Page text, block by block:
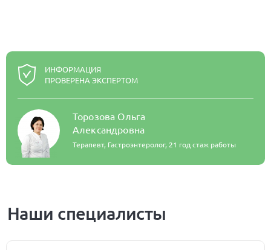
ИНФОРМАЦИЯ
ПРОВЕРЕНА ЭКСПЕРТОМ
Торозова Ольга
Александровна
Терапевт, Гастроэнтеролог, 21 год стаж работы
Наши специалисты